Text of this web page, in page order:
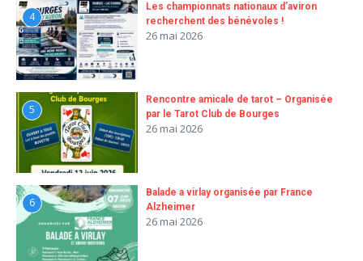
4
Les championnats nationaux d’aviron
recherchent des bénévoles !
26 mai 2026
5
Rencontre amicale de tarot – Organisée
par le Tarot Club de Bourges
26 mai 2026
6
Balade a virlay organisée par France
Alzheimer
26 mai 2026